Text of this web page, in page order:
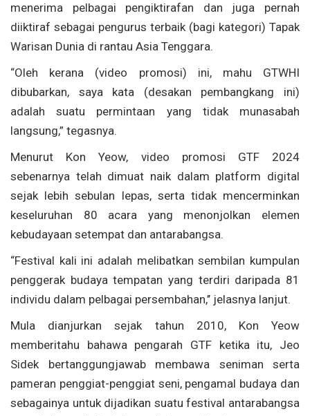
menerima pelbagai pengiktirafan dan juga pernah
diiktiraf sebagai pengurus terbaik (bagi kategori) Tapak
Warisan Dunia di rantau Asia Tenggara.
“Oleh kerana (video promosi) ini, mahu GTWHI
dibubarkan, saya kata (desakan pembangkang ini)
adalah suatu permintaan yang tidak munasabah
langsung,” tegasnya.
Menurut Kon Yeow, video promosi GTF 2024
sebenarnya telah dimuat naik dalam platform digital
sejak lebih sebulan lepas, serta tidak mencerminkan
keseluruhan 80 acara yang menonjolkan elemen
kebudayaan setempat dan antarabangsa.
“Festival kali ini adalah melibatkan sembilan kumpulan
penggerak budaya tempatan yang terdiri daripada 81
individu dalam pelbagai persembahan,’’ jelasnya lanjut.
Mula dianjurkan sejak tahun 2010, Kon Yeow
memberitahu bahawa pengarah GTF ketika itu, Jeo
Sidek bertanggungjawab membawa seniman serta
pameran penggiat-penggiat seni, pengamal budaya dan
sebagainya untuk dijadikan suatu festival antarabangsa